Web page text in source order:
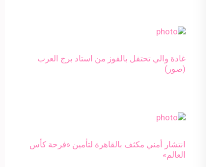
غادة والي تحتفل بالفوز من استاد برج العرب
(صور)
انتشار أمني مكثف بالقاهرة لتأمين «فرحة كأس
العالم»